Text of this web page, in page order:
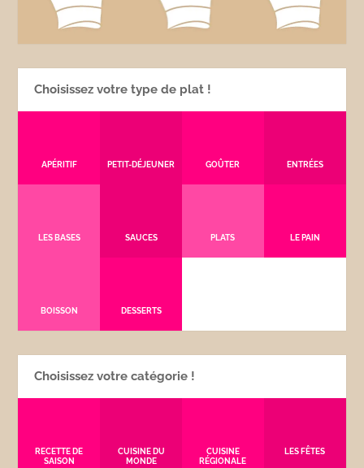
Choisissez votre type de plat !
APÉRITIF PETIT-DÉJEUNER GOÛTER ENTRÉES
LES BASES SAUCES PLATS LE PAIN
BOISSON DESSERTS
Choisissez votre catégorie !
RECETTE DE
SAISON
CUISINE DU
MONDE
CUISINE
RÉGIONALE
LES FÊTES